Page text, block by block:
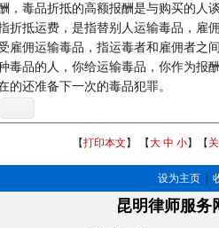
，毒品折抵的高额报酬是与购买的人
抵运费，是指替别人运输毒品，雇
雇佣运输毒品，指运毒者和雇佣者之
毒品的人，你给运输毒品，你作为报
的还准备下一次的毒品犯罪。
【打印本文 】 【大 中 小】【
设为主页
昆明律师服